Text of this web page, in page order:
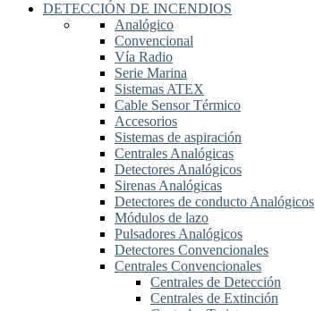
DETECCIÓN DE INCENDIOS
Analógico
Convencional
Vía Radio
Serie Marina
Sistemas ATEX
Cable Sensor Térmico
Accesorios
Sistemas de aspiración
Centrales Analógicas
Detectores Analógicos
Sirenas Analógicas
Detectores de conducto Analógicos
Módulos de lazo
Pulsadores Analógicos
Detectores Convencionales
Centrales Convencionales
Centrales de Detección
Centrales de Extinción